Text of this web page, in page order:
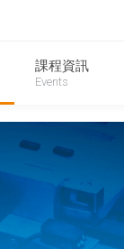
課程資訊
Events